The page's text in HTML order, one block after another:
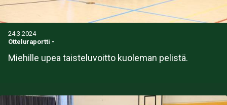
24.3.2024
Otteluraportti -
Miehille upea taisteluvoitto kuoleman pelistä.